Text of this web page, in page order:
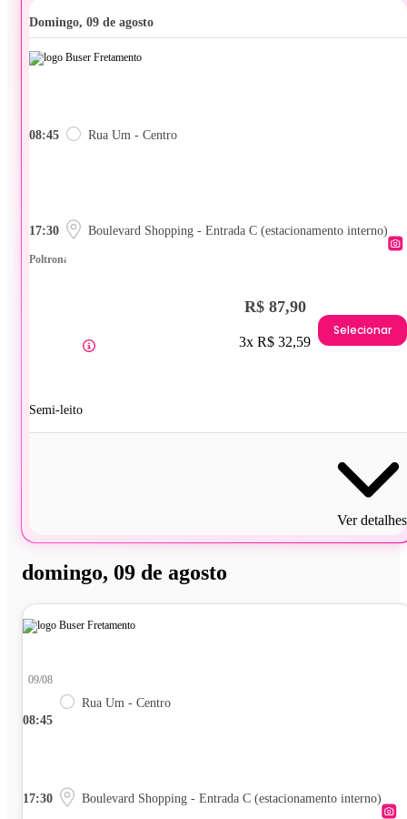
domingo, 09 de agosto
08:45 Rua Um - Centro
17:30 Boulevard Shopping - Entrada C (estacionamento interno)
Poltrona
Semi-leito
R$ 87,90
3x R$ 32,59
Selecionar
Ver detalhes
domingo, 09 de agosto
08:45
09/08
Rua Um - Centro
17:30 Boulevard Shopping - Entrada C (estacionamento interno)